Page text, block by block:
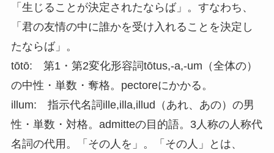
「生じることが決定されたならば」。すなわち、
「君の友情の中に誰かを受け入れることを決定し
たならば」。
tōtō: 第1・第2変化形容詞tōtus,-a,-um（全体の）
の中性・単数・奪格。pectoreにかかる。
illum: 指示代名詞ille,illa,illud（あれ、あの）の男
性・単数・対格。admitteの目的語。3人称の人称代
名詞の代用。「その人を」。「その人」とは、